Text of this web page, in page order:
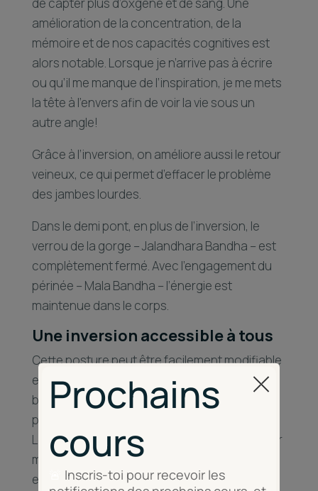
amélioration de la concentration, de la
mémoire et de nos capacités cognitives est
alors notable. Lorsque je n’arrive pas à écrire
ou qu’il me manque de l’inspiration, je me mets
la tête à l’envers afin de voir la vie sous un
autre angle!
Grâce à l’inversion, on améliore aussi le retour
veineux, ce qui permet d’effacer le problème
des jambes lourdes.
Dans le demi pont, en plus de l’inversion, le
verrou de la gorge – Jalandhara Bandha – est
complètement fermé. Avec l’engagement du
périnée – Mala Bandha – l’énergie est
maintenue dans le corps.
Une inversion accessible à tous
Cette posture peut être facilement modifiable
et adaptable de manière à bénéficier des
bienfaits de l’inversion quelque soit son
parcours en yoga.
Lorsqu’on lève le bassin, il est possible de venir
mettre une brique sous le sacrum. Un support
est alors proposé au corps, ce qui lui permet